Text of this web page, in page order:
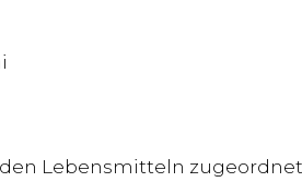
Lebensmitteln